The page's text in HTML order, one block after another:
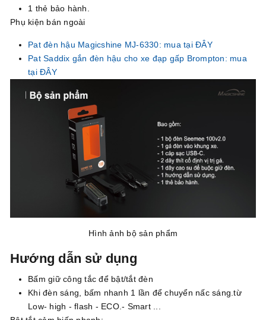
1 thẻ bảo hành.
Phụ kiện bán ngoài
Pat đèn hậu Magicshine MJ-6330: mua tại ĐÂY
Pat Saddix gắn đèn hậu cho xe đạp gấp Brompton: mua
tại ĐÂY
Hình ảnh bộ sản phẩm
Hướng dẫn sử dụng
Bấm giữ công tắc để bật/tắt đèn
Khi đèn sáng, bấm nhanh 1 lần để chuyển nấc sáng.từ
Low- high - flash - ECO.- Smart ...